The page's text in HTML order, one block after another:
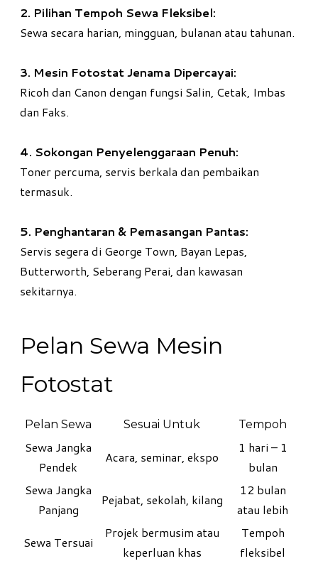
2. Pilihan Tempoh Sewa Fleksibel:
Sewa secara harian, mingguan, bulanan atau tahunan.
3. Mesin Fotostat Jenama Dipercayai:
Ricoh dan Canon dengan fungsi Salin, Cetak, Imbas
dan Faks.
4. Sokongan Penyelenggaraan Penuh:
Toner percuma, servis berkala dan pembaikan
termasuk.
5. Penghantaran & Pemasangan Pantas:
Servis segera di George Town, Bayan Lepas,
Butterworth, Seberang Perai, dan kawasan
sekitarnya.
Pelan Sewa Mesin
Fotostat
Pelan Sewa Sesuai Untuk Tempoh
Sewa Jangka
Pendek
Acara, seminar, ekspo
1 hari – 1
bulan
Sewa Jangka
Panjang
Pejabat, sekolah, kilang
12 bulan
atau lebih
Sewa Tersuai
Projek bermusim atau
keperluan khas
Tempoh
fleksibel